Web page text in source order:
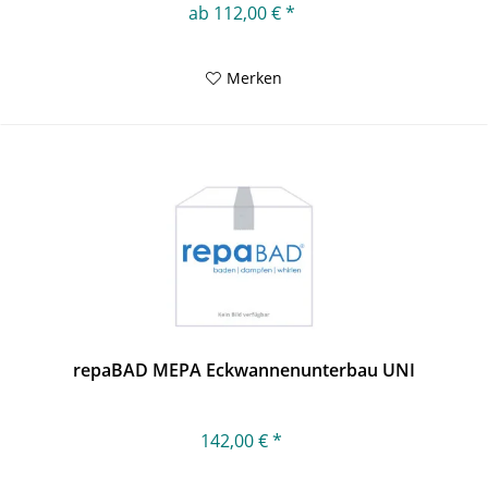
ab 112,00 € *
Merken
repaBAD MEPA Eckwannenunterbau UNI
142,00 € *